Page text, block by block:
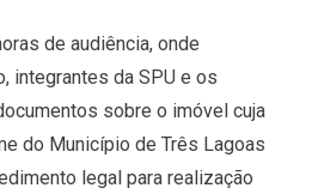
de audiência, onde
integrantes da SPU e os
sobre o imóvel cuja
do Município de Três Lagoas
legal para realização